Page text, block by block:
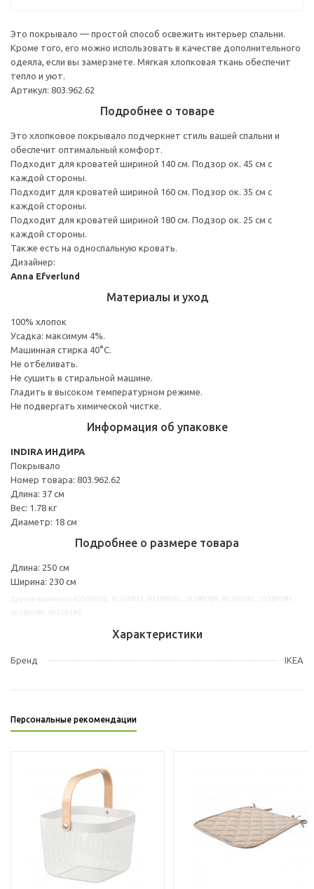
Это покрывало — простой способ освежить интерьер спальни.
Кроме того, его можно использовать в качестве дополнительного
одеяла, если вы замерзнете. Мягкая хлопковая ткань обеспечит
тепло и уют.
Артикул: 803.962.62
Подробнее о товаре
Это хлопковое покрывало подчеркнет стиль вашей спальни и
обеспечит оптимальный комфорт.
Подходит для кроватей шириной 140 см. Подзор ок. 45 см с
каждой стороны.
Подходит для кроватей шириной 160 см. Подзор ок. 35 см с
каждой стороны.
Подходит для кроватей шириной 180 см. Подзор ок. 25 см с
каждой стороны.
Также есть на односпальную кровать.
Дизайнер:
Anna Efverlund
Материалы и уход
100% хлопок
Усадка: максимум 4%.
Машинная стирка 40°С.
Не отбеливать.
Не сушить в стиральной машине.
Гладить в высоком температурном режиме.
Не подвергать химической чистке.
Информация об упаковке
INDIRA ИНДИРА
Покрывало
Номер товара: 803.962.62
Длина: 37 см
Вес: 1.78 кг
Диаметр: 18 см
Подробнее о размере товара
Длина: 250 см
Ширина: 230 см
Характеристики
Бренд IKEA
Персональные рекомендации